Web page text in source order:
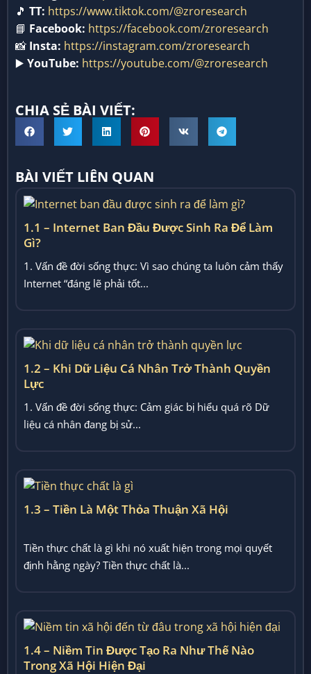
🎵 TT: https://www.tiktok.com/@zroresearch
📘 Facebook: https://facebook.com/zroresearch
📸 Insta: https://instagram.com/zroresearch
▶️ YouTube: https://youtube.com/@zroresearch
CHIA SẺ BÀI VIẾT:
BÀI VIẾT LIÊN QUAN
1.1 – Internet Ban Đầu Được Sinh Ra Để Làm
Gì?
1. Vấn đề đời sống thực: Vì sao chúng ta luôn cảm thấy
Internet “đáng lẽ phải tốt...
1.2 – Khi Dữ Liệu Cá Nhân Trở Thành Quyền
Lực
1. Vấn đề đời sống thực: Cảm giác bị hiểu quá rõ Dữ
liệu cá nhân đang bị sử...
1.3 – Tiền Là Một Thỏa Thuận Xã Hội
Tiền thực chất là gì khi nó xuất hiện trong mọi quyết
định hằng ngày? Tiền thực chất là...
1.4 – Niềm Tin Được Tạo Ra Như Thế Nào
Trong Xã Hội Hiện Đại